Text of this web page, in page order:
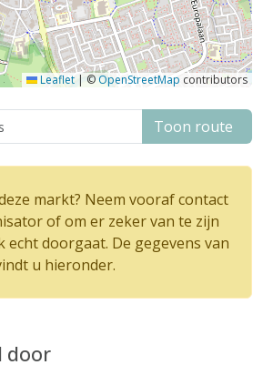
Leaflet | © OpenStreetMap contributors
Toon route
markt? Neem vooraf contact
of om er zeker van te zijn
echt doorgaat. De gegevens van
u hieronder.
door